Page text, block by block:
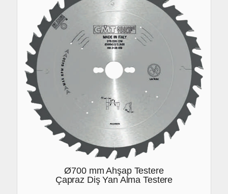
Ø700 mm Ahşap Testere
Çapraz Diş Yan Alma Testere